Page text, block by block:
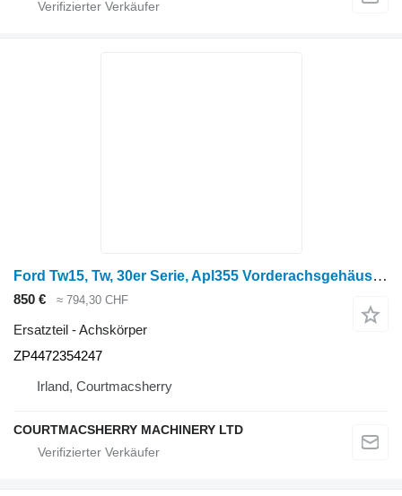
Ford Tw15, Tw, 30er Serie, Apl355 Vorderachsgehäuse rechts Zp4472354247 ZP4472354247 Achskörper für Radtraktor
850 € ≈ 794,30 CHF
Ersatzteil - Achskörper
ZP4472354247
Irland, Courtmacsherry
COURTMACSHERRY MACHINERY LTD